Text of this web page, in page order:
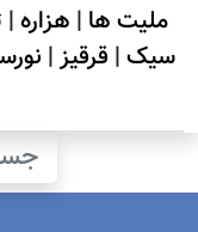
ملیت ها | هزاره|
سیک| قرقیز|